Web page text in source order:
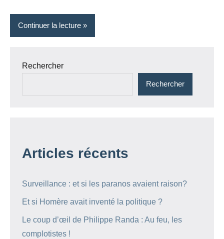
Continuer la lecture
Rechercher
Rechercher
Articles récents
Surveillance : et si les paranos avaient raison?
Et si Homère avait inventé la politique ?
Le coup d’œil de Philippe Randa : Au feu, les
complotistes !